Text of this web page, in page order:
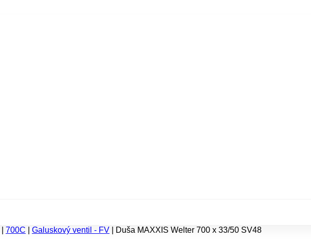
700C Galuskový ventil - FV Duša MAXXIS Welter 700 x 33/50 SV48